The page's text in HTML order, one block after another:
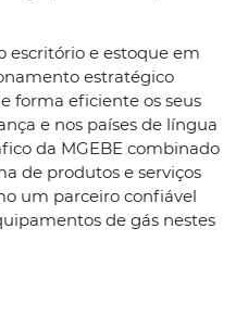
escritório e estoque em
estratégico
forma eficiente os seus
e nos países de língua
da MGEBE combinado
de produtos e serviços
um parceiro confiável
de gás nestes